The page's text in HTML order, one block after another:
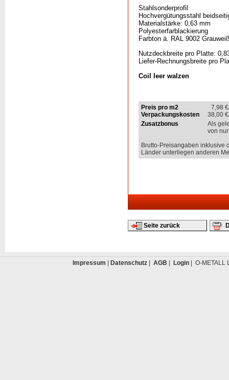
Stahlsonderprofil
Hochvergütungsstahl
Materialstärke: 0,63 mm
Polyesterfarblackierung
Farbton ä. RAL 9002
Nutzdeckbreite pro Platte:
Liefer-Rechnungsbreite pro
Coil leer walzen
Preis pro m2 7,98
Verpackungskosten
38,00
Zusatzbonus
Als
von
Brutto-Preisangaben inklusive
Länder unterliegen anderen
Seite zurück
Impressum Datenschutz| AGB Login| O-METALL